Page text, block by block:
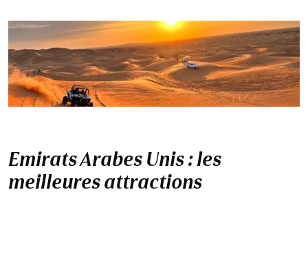
Emirats Arabes Unis : les
meilleures attractions